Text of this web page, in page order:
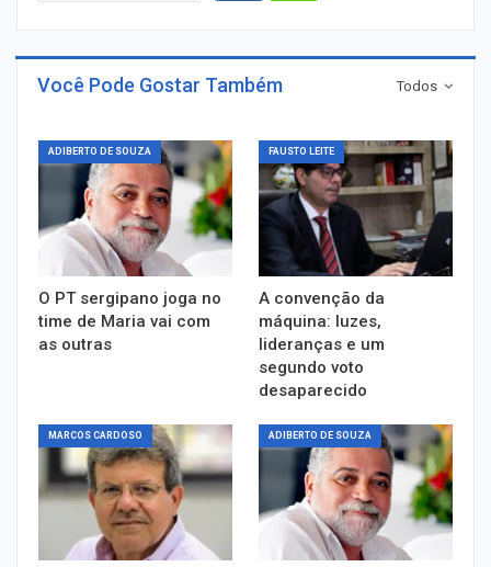
Todos
Você Pode Gostar Também
ADIBERTO DE SOUZA
O PT sergipano joga no
time de Maria vai com
as outras
FAUSTO LEITE
A convenção da
máquina: luzes,
lideranças e um
segundo voto
desaparecido
MARCOS CARDOSO ADIBERTO DE SOUZA